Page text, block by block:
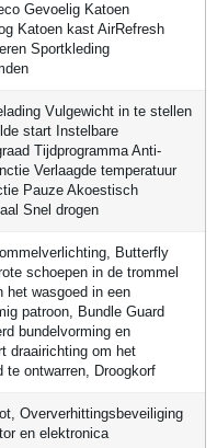
Gevoelig Katoen
Katoen kast AirRefresh
Sportkleding
Vulgewicht in te stellen
start Instelbare
Tijdprogramma Anti-
Verlaagde temperatuur
Pauze Akoestisch
Snel drogen
Butterfly
schoepen in de trommel
het wasgoed in een
patroon, Bundle Guard
bundelvorming en
draairichting om het
te ontwarren, Droogkorf
Oververhittingsbeveiliging
en elektronica